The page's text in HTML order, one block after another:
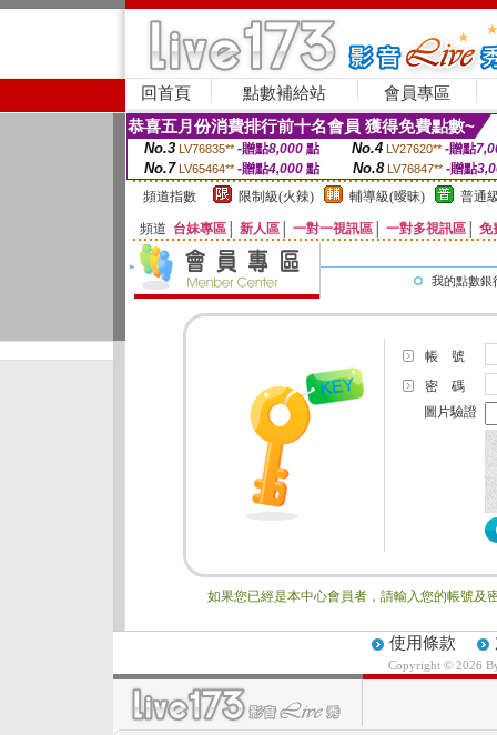
回首頁 點數補給站 會員專區
恭喜五月份消費排行前十名會員 獲得免費點數~
No.3 LV76835** -贈點8,000點 No.4 LV27620** -贈點
No.7 LV65464** -贈點4,000 點 No.8 LV76847** -贈點
頻道指數
限制級(火辣) 輔導級(曖昧) 普通
頻道 台妹專區 新人區 一對一視訊區 一對多視訊區 免
我的點數銀
帳 號
密 碼
圖片驗證
如果您已經是本中心會員者，請輸入您的帳號及
使用條款
Copyright © 2026